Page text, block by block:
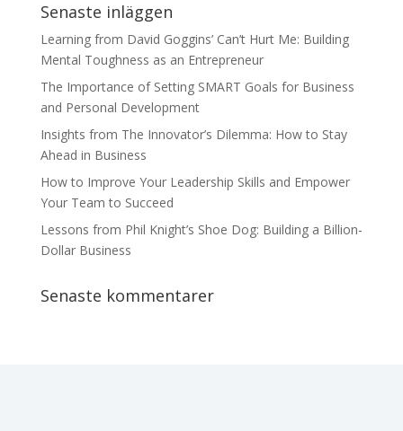
Senaste inläggen
Learning from David Goggins’ Can’t Hurt Me: Building
Mental Toughness as an Entrepreneur
The Importance of Setting SMART Goals for Business
and Personal Development
Insights from The Innovator’s Dilemma: How to Stay
Ahead in Business
How to Improve Your Leadership Skills and Empower
Your Team to Succeed
Lessons from Phil Knight’s Shoe Dog: Building a Billion-
Dollar Business
Senaste kommentarer